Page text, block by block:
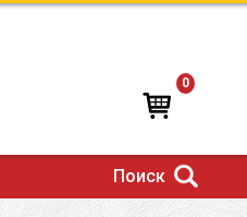
0
Поиск